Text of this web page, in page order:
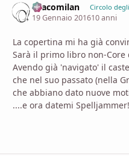
Dracomilan Circolo
19 Gennaio 201610 anni
La copertina mi ha già
Sarà il primo libro non-Core
Avendo già 'navigato' il
che nel suo passato (nella
che abbiano dato nuove
....e ora datemi